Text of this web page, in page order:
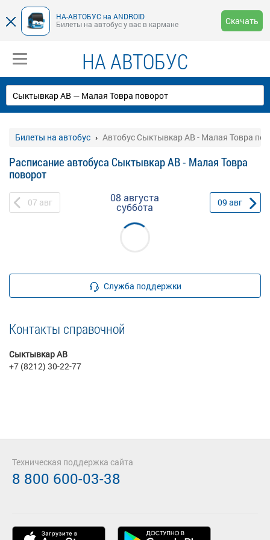
НА-АВТОБУС на ANDROID
Билеты на автобус у вас в кармане
Скачать
НА АВТОБУС
Билеты на автобус Автобус Сыктывкар АВ - Малая Товра
Расписание автобуса Сыктывкар АВ - Малая Товра
поворот
07 авг 08 августа
суббота 09 авг
Служба поддержки
Контакты справочной
Сыктывкар АВ
+7 (8212) 30-22-77
Техническая поддержка сайта
8 800 600-03-38